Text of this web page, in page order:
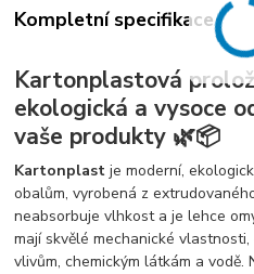
Kompletní specifikace
Kartonplastová
ekologická a vysoce
vaše produkty 🌿📦
Kartonplast je moderní,
obalům, vyrobená z
neabsorbuje vlhkost a je lehce
mají skvělé mechanické
vlivům, chemickým látkám a vodě.